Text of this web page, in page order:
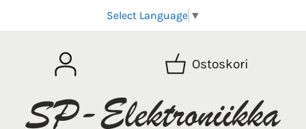
Select Language ▼
Ostoskori